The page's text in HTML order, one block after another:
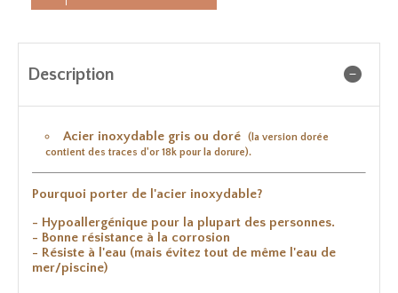
Description
Acier inoxydable gris ou doré
(la version dorée
contient des traces d'or 18k pour la dorure).
Pourquoi porter de l'acier inoxydable?
- Hypoallergénique pour la plupart des personnes.
- Bonne résistance à la corrosion
- Résiste à l'eau (mais évitez tout de même l'eau de
mer/piscine)